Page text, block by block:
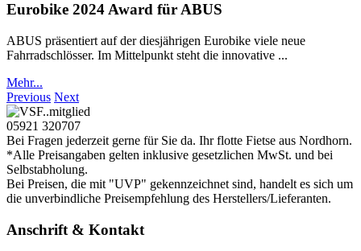
Eurobike 2024 Award für ABUS
ABUS präsentiert auf der diesjährigen Eurobike viele neue
Fahrradschlösser. Im Mittelpunkt steht die innovative ...
Mehr...
Previous Next
05921 320707
Bei Fragen jederzeit gerne für Sie da. Ihr flotte Fietse aus Nordhorn.
*Alle Preisangaben gelten inklusive gesetzlichen MwSt. und bei
Selbstabholung.
Bei Preisen, die mit "UVP" gekennzeichnet sind, handelt es sich um
die unverbindliche Preisempfehlung des Herstellers/Lieferanten.
Anschrift & Kontakt